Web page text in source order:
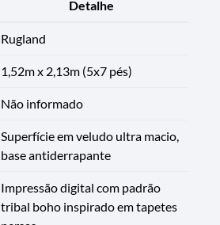
Detalhe
Rugland
1,52m x 2,13m (5x7 pés)
Não informado
Superfície em veludo ultra macio,
base antiderrapante
Impressão digital com padrão
tribal boho inspirado em tapetes